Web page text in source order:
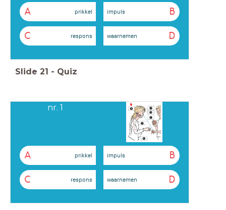
A prikkel B
impuls
C respons D
waarnemen
Slide 21 - Quiz
nr. 1
A prikkel B
impuls
C respons D
waarnemen